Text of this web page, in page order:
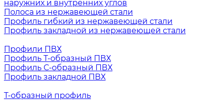
наружних и внутренних углов
Полоса из нержавеющей стали
Профиль гибкий из нержавеющей стали
Профиль закладной из нержавеющей стали
Профили ПВХ
Профиль Т-образный ПВХ
Профиль С-образный ПВХ
Профиль закладной ПВХ
Т-образный профиль